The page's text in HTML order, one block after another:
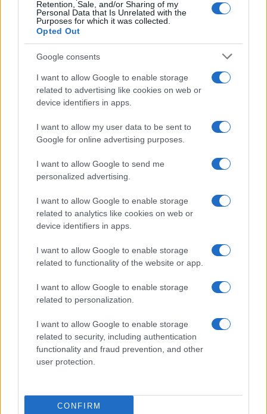
Retention, Sale, and/or Sharing of my
Personal Data that Is Unrelated with the
Purposes for which it was collected.
Opted Out
Google consents
I want to allow Google to enable storage
related to advertising like cookies on web or
device identifiers in apps.
I want to allow my user data to be sent to
Google for online advertising purposes.
I want to allow Google to send me
personalized advertising.
I want to allow Google to enable storage
related to analytics like cookies on web or
device identifiers in apps.
I want to allow Google to enable storage
related to functionality of the website or app.
I want to allow Google to enable storage
related to personalization.
I want to allow Google to enable storage
related to security, including authentication
functionality and fraud prevention, and other
user protection.
CONFIRM
informazione potrai trasformare una semplice
passione in una collezione di valore, sia emotivo
AUTORE
Andrea Conforti
Andrea Conforti, 46enne torinese dal look
casual e naturale, è un analista tattico che
quando annotò la rimonta al box stampa dello
Stadio Olimpico Grande Torino: da
che propugna spiegazioni visive per il tifoso
critico. Dettaglio unico: una stagione
allenatore under15 al Chieri e ciclista urbano.